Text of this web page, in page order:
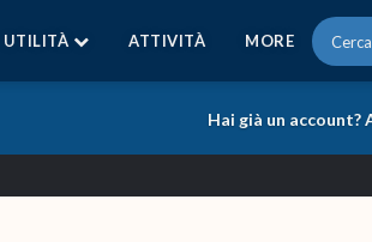
UTILITÀ ATTIVITÀ MORE
Hai già un account?